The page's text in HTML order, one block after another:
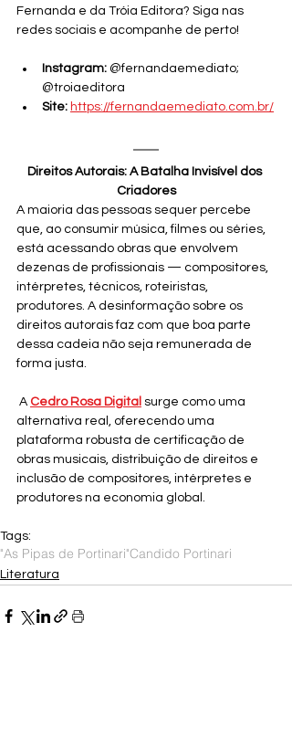
Fernanda e da Tróia Editora? Siga nas
redes sociais e acompanhe de perto!
Instagram: @fernandaemediato;
@troiaeditora
Site: https://fernandaemediato.com.br/
Direitos Autorais: A Batalha Invisível dos
Criadores
A maioria das pessoas sequer percebe
que, ao consumir música, filmes ou séries,
está acessando obras que envolvem
dezenas de profissionais — compositores,
intérpretes, técnicos, roteiristas,
produtores. A desinformação sobre os
direitos autorais faz com que boa parte
dessa cadeia não seja remunerada de
forma justa.
A Cedro Rosa Digital surge como uma
alternativa real, oferecendo uma
plataforma robusta de certificação de
obras musicais, distribuição de direitos e
inclusão de compositores, intérpretes e
produtores na economia global.
Tags:
"As Pipas de Portinari"Candido Portinari
Literatura